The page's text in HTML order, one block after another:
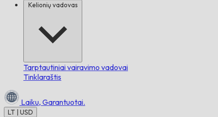
Kelionių vadovas
Tarptautiniai vairavimo vadovai
Tinklaraštis
Laiku, Garantuotai.
LT | USD